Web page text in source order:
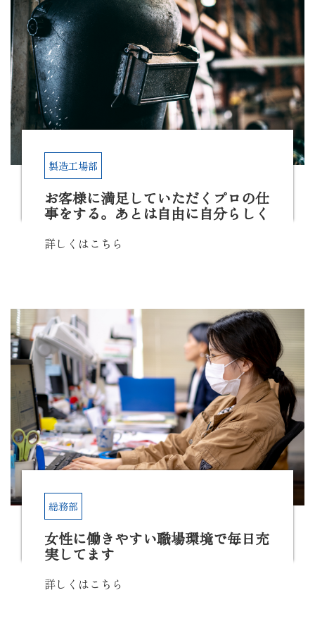
お客様に満足していただくプロの仕
事をする。あとは自由に自分らしく
製造工場部
詳しくはこちら
女性に働きやすい職場環境で毎日充
実してます
総務部
詳しくはこちら